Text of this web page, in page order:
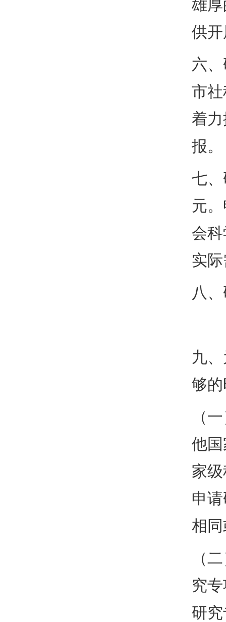
雄
供
六
市
着
报。
七
元
会
实
八
九
够
（
他
家
申
相
（
究
研